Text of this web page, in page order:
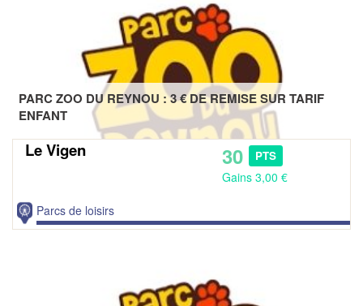
PARC ZOO DU REYNOU : 3 € DE REMISE SUR TARIF
ENFANT
Le Vigen 30 PTS
Gains 3,00 €
Parcs de loisirs